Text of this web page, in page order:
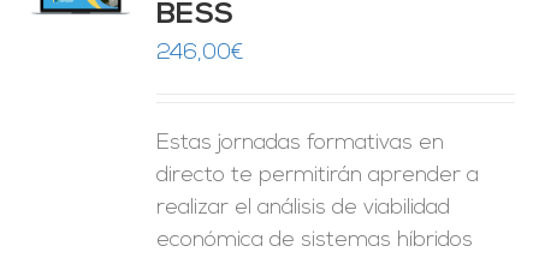
BESS
246,00€
Estas jornadas formativas en
directo te permitirán aprender a
realizar el análisis de viabilidad
económica de sistemas híbridos